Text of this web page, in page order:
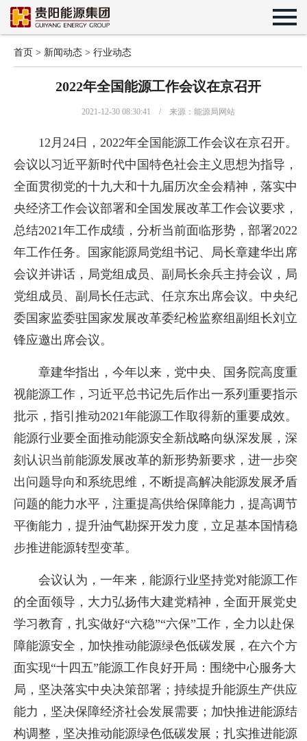
首页 > 新闻动态 >行业动态
2022年全国能源工作会议在京召开
2021-12-30 08:30:41 / 来源：能源局网站
12月24日，2022年全国能源工作会议在京召开。
会议以习近平新时代中国特色社会主义思想为指导，
全面贯彻党的十九大和十九届历次全会精神，落实中
央经济工作会议部署和全国发展改革工作会议要求，
总结2021年工作成绩，分析当前面临形势，部署2022
年工作任务。国家能源局党组书记、局长章建华出席
会议并讲话，局党组成员、副局长余兵主持会议，局
党组成员、副局长任志武、任京东出席会议。中央纪
委国家监委驻国家发展改革委纪检监察组副组长刘立
锋应邀出席会议。
章建华指出，今年以来，党中央、国务院高度重
视能源工作，习近平总书记先后作出一系列重要指示
批示，指引推动2021年能源工作取得新的重要成效。
能源行业要全面推动能源安全新战略向纵深发展，深
刻认识当前能源发展改革的新形势新要求，进一步突
出问题导向和系统思维，不断提高解决能源发展矛盾
问题的能力水平，注重提高供给保障能力，提高调节
平衡能力，提升油气勘探开发力度，立足基本国情稳
步推进能源转型变革。
会议认为，一年来，能源行业坚持党对能源工作
的全面领导，大力弘扬伟大建党精神，全面开展党史
学习教育，扎实做好“六稳”“六保”工作，全力以赴保
障能源安全，加快推动能源绿色低碳发展，在六个方
面实现“十四五”能源工作良好开局：围绕中心服务大
局，坚决落实中央决策部署；持续提升能源生产供应
能力，坚决保障经济社会发展需要；加快推进能源结
构调整，坚决推动能源绿色低碳发展；扎实推进能源